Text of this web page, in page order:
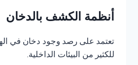
أنظمة الكشف بالدخان
تعتمد على رصد وجود دخان في
للكثير من البيئات الداخلية.